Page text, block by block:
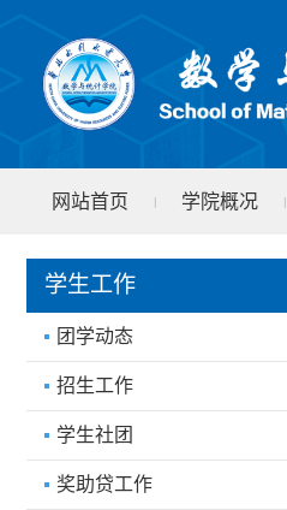
网站首页 | 学院概况 |
学院文件
学生工作
团学动态
招生工作
学生社团
奖助贷工作